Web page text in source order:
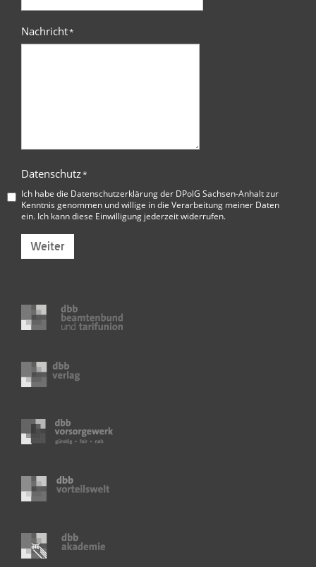
Nachricht*
Datenschutz*
Ich habe die Datenschutzerklärung der DPolG Sachsen-Anhaltzur
Kenntnis genommen und willige in die Verarbeitung meiner Daten
ein. Ich kann diese Einwilligung jederzeit widerrufen.
Weiter